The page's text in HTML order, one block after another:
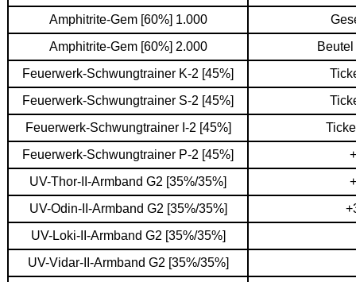
Amphitrite-Gem [60%] 1.000
Amphitrite-Gem [60%] 2.000
Feuerwerk-Schwungtrainer K-2 [45%]
Feuerwerk-Schwungtrainer S-2 [45%]
Feuerwerk-Schwungtrainer I-2 [45%]
Feuerwerk-Schwungtrainer P-2 [45%]
UV-Thor-II-Armband G2 [35%/35%]
UV-Odin-II-Armband G2 [35%/35%]
UV-Loki-II-Armband G2 [35%/35%]
UV-Vidar-II-Armband G2 [35%/35%]